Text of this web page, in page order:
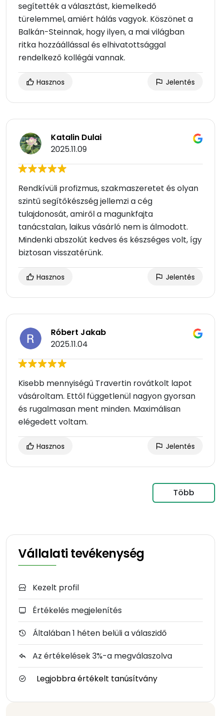
segítették a választást, kiemelkedő
türelemmel, amiért hálás vagyok. Köszönet a
Balkán-Steinnak, hogy ilyen, a mai világban
ritka hozzáállással és elhivatottsággal
rendelkező kollégái vannak.
Hasznos Jelentés
Katalin Dulai
2025.11.09
Rendkívüli profizmus, szakmaszeretet és olyan
szintű segítőkészség jellemzi a cég
tulajdonosát, amiről a magunkfajta
tanácstalan, laikus vásárló nem is álmodott.
Mindenki abszolút kedves és készséges volt, így
biztosan visszatérünk.
Hasznos Jelentés
Róbert Jakab
2025.11.04
Kisebb mennyiségű Travertin rovátkolt lapot
vásároltam. Ettől függetlenül nagyon gyorsan
és rugalmasan ment minden. Maximálisan
elégedett voltam.
Hasznos Jelentés
Több
Vállalati tevékenység
Kezelt profil
Értékelés megjelenítés
Általában 1 héten belüli a válaszidő
Az értékelések 3%-a megválaszolva
Legjobbra értékelt tanúsítvány